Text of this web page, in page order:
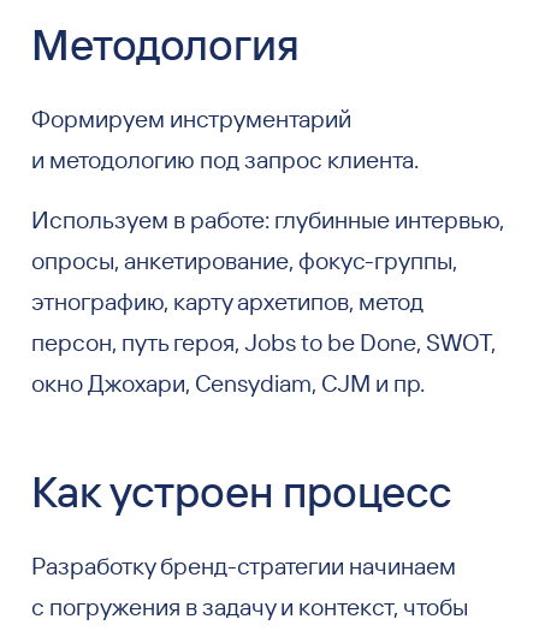
Методология
Формируем инструментарий
и методологию под запрос клиента.
Используем в работе: глубинные интервью,
опросы, анкетирование, фокус-группы,
этнографию, карту архетипов, метод
персон, путь героя, Jobs to be Done, SWOT,
окно Джохари, Censydiam, CJM и пр.
Как устроен процесс
Разработку бренд-стратегии начинаем
с погружения в задачу и контекст, чтобы